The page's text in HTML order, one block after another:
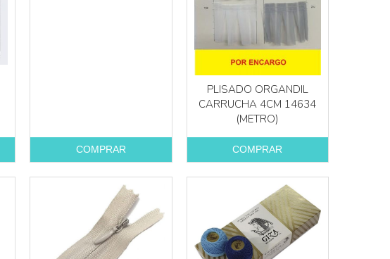
COMPRAR
PLISADO ORGANDIL
CARRUCHA 4CM 14634
(METRO)
COMPRAR